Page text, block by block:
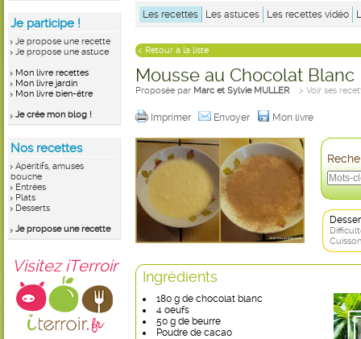
Je participe !
Je propose une recette
Je propose une astuce
Mon livre recettes
Mon livre jardin
Mon livre bien-être
Je crée mon blog !
Nos recettes
Apéritifs, amuses
bouche
Entrées
Plats
Desserts
Je propose une recette
Visitez iTerroir
Les recettes Les astuces Les recettes vidéo
< Retour à la liste
Mousse au Chocolat Blanc
Proposée par Marc et Sylvie MULLER > Voir ses
Imprimer Envoyer Mon livre
Ingrédients
180 g de chocolat blanc
4 oeufs
50 g de beurre
Poudre de cacao